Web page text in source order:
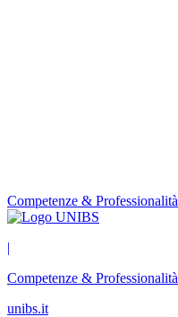
Competenze & Professionalità
|
Competenze & Professionalità
unibs.it